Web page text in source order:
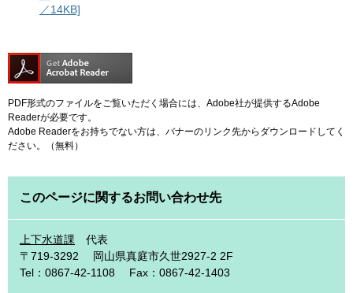
／14KB]
PDF形式のファイルをご覧いただく場合には、Adobe社が提供するAdobe
Readerが必要です。
Adobe Readerをお持ちでない方は、バナーのリンク先からダウンロードしてく
ださい。（無料）
このページに関するお問い合わせ先
上下水道課
代表
〒719-3292
岡山県真庭市久世2927-2 2F
Tel：0867-42-1108
Fax：0867-42-1403